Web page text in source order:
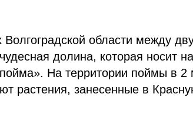
Волгоградской области между
долина, которая носит
На территории поймы в
растения, занесенные в